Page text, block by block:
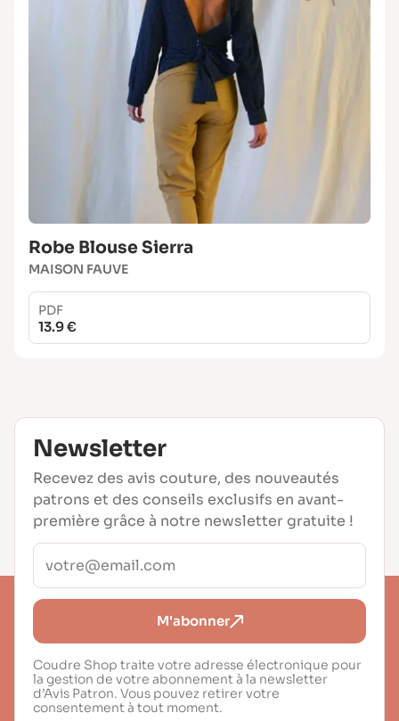
Robe Blouse Sierra
MAISON FAUVE
PDF
13.9 €
Newsletter
Recevez des avis couture, des nouveautés
patrons et des conseils exclusifs en avant-
première grâce à notre newsletter gratuite !
M'abonner
Coudre Shop traite votre adresse électronique pour
la gestion de votre abonnement à la newsletter
d’Avis Patron. Vous pouvez retirer votre
consentement à tout moment.